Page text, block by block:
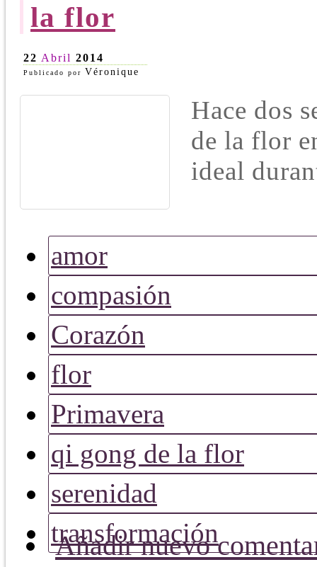
la flor
22 Abril 2014
Publicado por Véronique
Hace dos
de la flor
ideal
amor
compasión
Corazón
flor
Primavera
qi gong de la flor
serenidad
transformación
Añadir nuevo